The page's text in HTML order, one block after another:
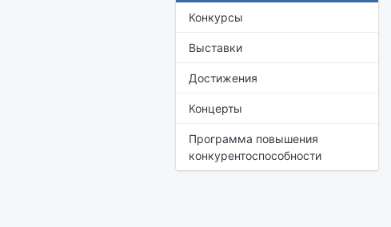
Конкурсы
Выставки
Достижения
Концерты
Программа повышения
конкурентоспособности